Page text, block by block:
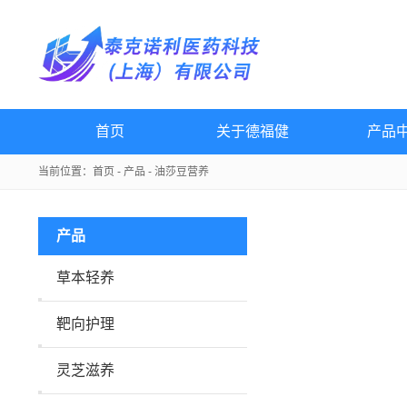
首页 关于德福健 产品
当前位置： 首页 - 产品 - 油莎豆营养
产品
草本轻养
靶向护理
灵芝滋养